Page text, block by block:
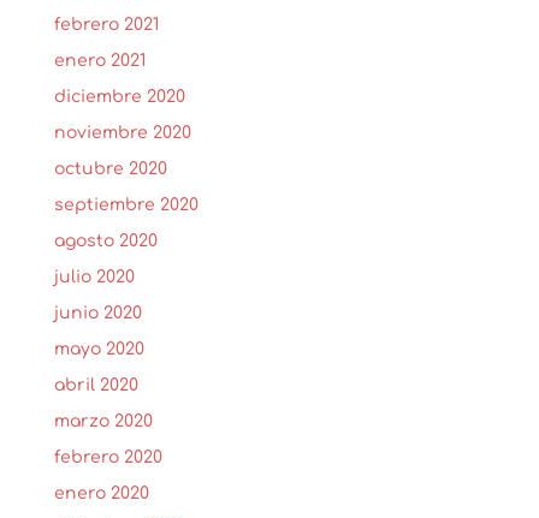
febrero 2021
enero 2021
diciembre 2020
noviembre 2020
octubre 2020
septiembre 2020
agosto 2020
julio 2020
junio 2020
mayo 2020
abril 2020
marzo 2020
febrero 2020
enero 2020